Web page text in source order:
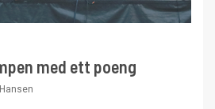
med ett poeng